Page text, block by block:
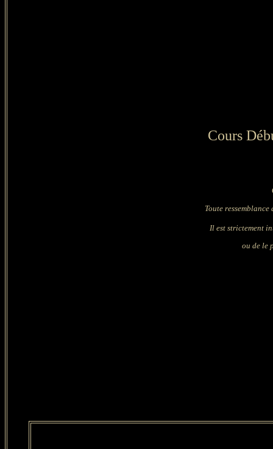
Cours
Toute
Il est strictement
ou de le